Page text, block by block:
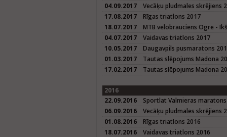
04.09.2017
Vecāķu pludmales skrējiens
17.08.2017
Rīgas triatlons 2017
18.07.2017
MTB velobrauciens Ogre -
04.07.2017
Vaidavas triatlons 2017
10.05.2017
Daugavpils pusmaratons
01.03.2017
Tautas slēpojums Madona
17.02.2017
Tautas slēpojums Madona
2016
22.09.2016
Sportlat Valmieras
06.09.2016
Vecāķu pludmales skrējiens
01.08.2016
Rīgas triatlons 2016
18.07.2016
Vaidavas triatlons 2016